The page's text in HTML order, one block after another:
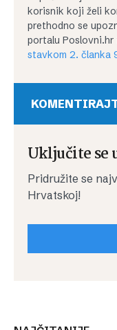
korisnik koji želi
prethodno se
portalu Poslovni.hr
stavkom 2. članka
Uključite se
Pridružite se
Hrvatskoj!